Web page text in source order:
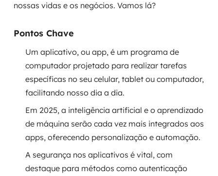
Modernização de aplicações
Desenvolvimento web e mobile
Modernização tecnológica
Arquitetura de soluções
Migração para Cloud
Transformação digital
nossas vidas e os negócios. Vamos lá?
Pontos Chave
Um aplicativo, ou app, é um programa de
computador projetado para realizar tarefas
específicas no seu celular, tablet ou computador,
facilitando nosso dia a dia.
Em 2025, a inteligência artificial e o aprendizado
de máquina serão cada vez mais integrados aos
apps, oferecendo personalização e automação.
A segurança nos aplicativos é vital, com
destaque para métodos como autenticação